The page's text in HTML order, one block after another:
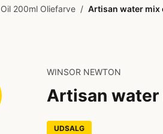
200ml Oliefarve / Artisan water mix
WINSOR NEWTON
Artisan water
UDSALG